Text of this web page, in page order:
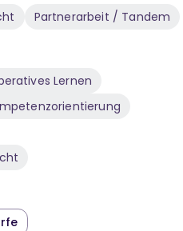
Partnerarbeit / Tandem
Lernen